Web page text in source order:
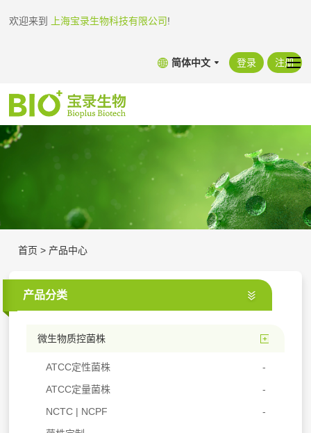
欢迎来到 上海宝录生物科技有限公司!
简体中文 登录 注册
首页 > 产品中心
产品分类
微生物质控菌株
ATCC定性菌株
ATCC定量菌株
NCTC | NCPF